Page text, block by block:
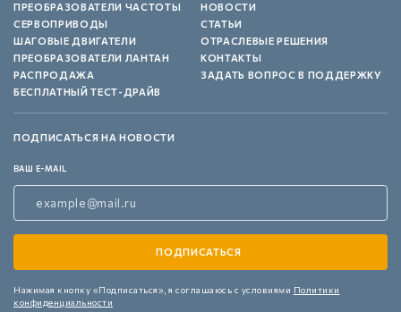
ПРЕОБРАЗОВАТЕЛИ ЧАСТОТЫ
СЕРВОПРИВОДЫ
ШАГОВЫЕ ДВИГАТЕЛИ
ПРЕОБРАЗОВАТЕЛИ ЛАНТАН
РАСПРОДАЖА
БЕСПЛАТНЫЙ ТЕСТ-ДРАЙВ
НОВОСТИ
СТАТЬИ
ОТРАСЛЕВЫЕ РЕШЕНИЯ
КОНТАКТЫ
ЗАДАТЬ ВОПРОС В ПОДДЕРЖКУ
ПОДПИСАТЬСЯ НА НОВОСТИ
ВАШ E-MAIL
Нажимая кнопку «Подписаться», я соглашаюсь с условиями Политики
конфиденциальности